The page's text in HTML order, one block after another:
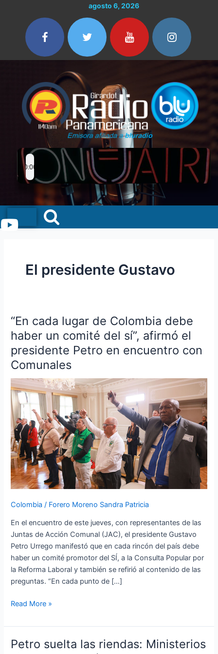
contenido
agosto 6, 2026
Menu
El presidente Gustavo
“En cada lugar de Colombia debe
haber un comité del sí”, afirmó el
presidente Petro en encuentro con
Comunales
Colombia / Forero Moreno Sandra Patricia
En el encuentro de este jueves, con representantes de las
Juntas de Acción Comunal (JAC), el presidente Gustavo
Petro Urrego manifestó que en cada rincón del país debe
haber un comité promotor del SÍ, a la Consulta Popular por
la Reforma Laboral y también se refirió al contenido de las
preguntas. “En cada punto de […]
“En
cada
lugar
de
Colombia
debe
haber
un
comité
del
sí”,
afirmó
el
presidente
Petro
encuentro
con
Comunales
Read More »
Petro suelta las riendas: Ministerios
Petro